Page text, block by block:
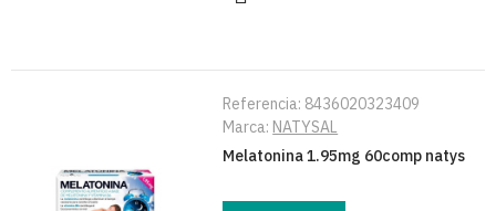
Referencia: 8436020323409
Marca: NATYSAL
Melatonina 1.95mg 60comp natys